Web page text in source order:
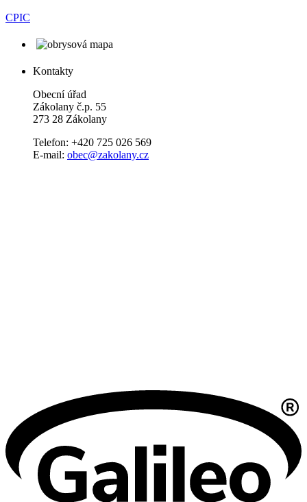
CPIC
Kontakty
Obecní úřad
Zákolany č.p. 55
273 28 Zákolany
Telefon: +420 725 026 569
E-mail: obec@zakolany.cz